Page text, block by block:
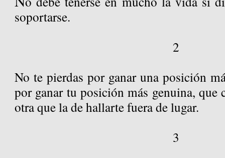
soportarse.
2
No te pierdas por ganar una posición
por ganar tu posición más genuina, que
otra que la de hallarte fuera de lugar.
3